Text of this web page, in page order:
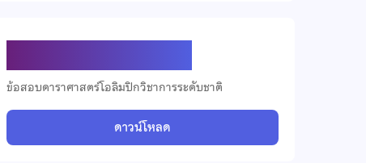
ข้อสอบดาราศาสตร์โอลิมปิกวิชาการระดับชาติ
ดาวน์โหลด